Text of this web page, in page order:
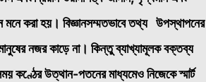
মনে করা হয়। বিজ্ঞানসম্মতভাবে তথ্য উপস্থাপনের
নজর কাড়ে না। কিন্তু ব্যাখ্যামূলক বক্তব্য
কণ্ঠের উত্থান-পতনের মাধ্যমেও নিজেকে স্মার্ট